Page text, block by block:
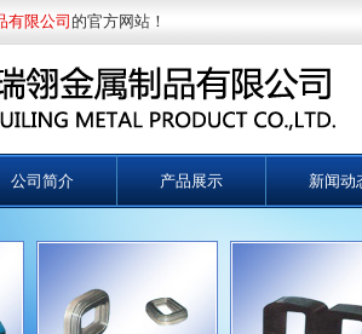
有限公司 的官方网站！
公司简介 产品展示 新闻动